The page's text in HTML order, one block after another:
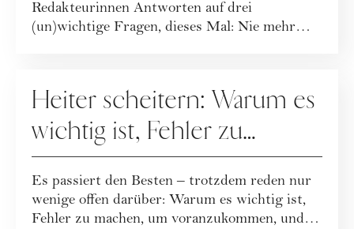
Redakteurinnen Antworten auf drei
(un)wichtige Fragen, dieses Mal: Nie mehr
Heiter scheitern: Warum es
wichtig ist, Fehler zu
machen
Es passiert den Besten – trotzdem reden nur
wenige offen darüber: Warum es wichtig ist,
Fehler zu machen, um voranzukommen, und